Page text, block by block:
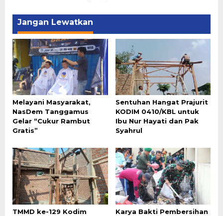
Jangan Lewatkan
Melayani Masyarakat,
NasDem Tanggamus
Gelar “Cukur Rambut
Gratis”
Sentuhan Hangat Prajurit
KODIM 0410/KBL untuk
Ibu Nur Hayati dan Pak
Syahrul
TMMD ke-129 Kodim
Karya Bakti Pembersihan